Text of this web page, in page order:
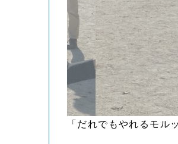
「だれでもやれるモル